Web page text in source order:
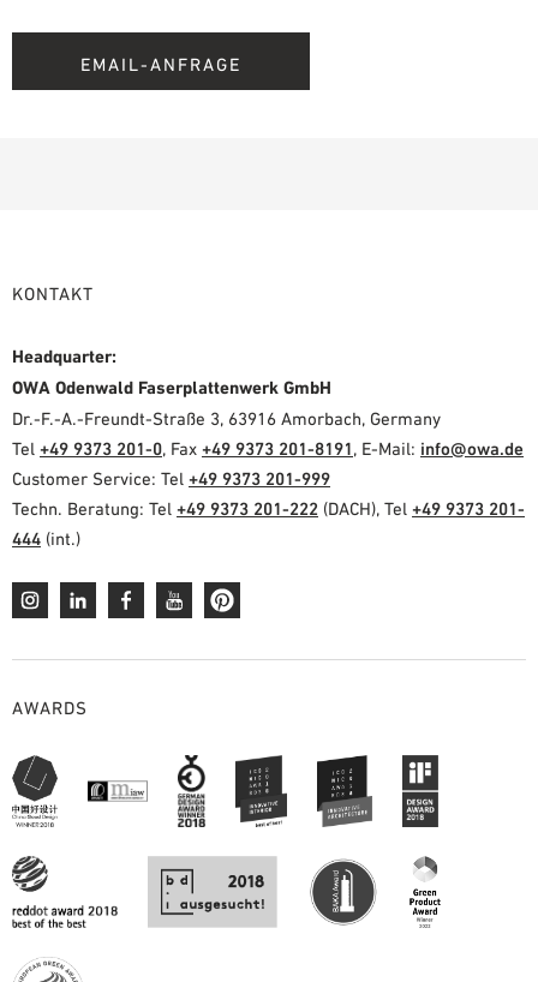
EMAIL-ANFRAGE
KONTAKT
Headquarter:
OWA Odenwald Faserplattenwerk GmbH
Dr.-F.-A.-Freundt-Straße 3, 63916 Amorbach, Germany
Tel +49 9373 201-0, Fax +49 9373 201-8191, E-Mail: info@owa.de
Customer Service: Tel +49 9373 201-999
Techn. Beratung: Tel +49 9373 201-222 (DACH), Tel +49 9373 201-
444 (int.)
AWARDS